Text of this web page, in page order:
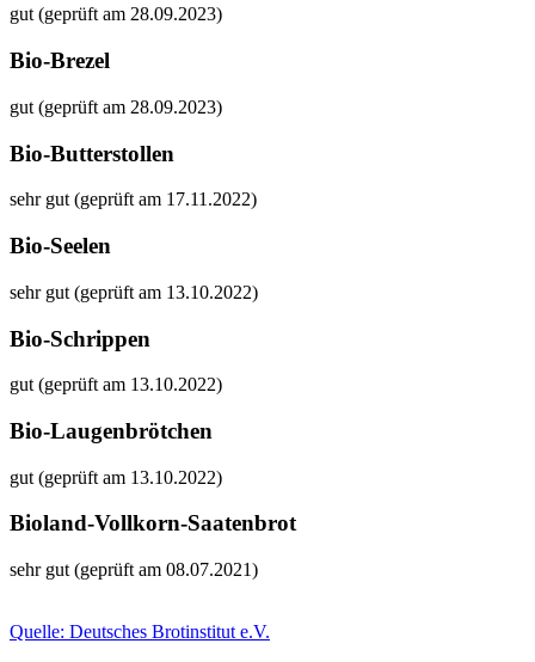
gut (geprüft am 28.09.2023)
Bio-Brezel
gut (geprüft am 28.09.2023)
Bio-Butterstollen
sehr gut (geprüft am 17.11.2022)
Bio-Seelen
sehr gut (geprüft am 13.10.2022)
Bio-Schrippen
gut (geprüft am 13.10.2022)
Bio-Laugenbrötchen
gut (geprüft am 13.10.2022)
Bioland-Vollkorn-Saatenbrot
sehr gut (geprüft am 08.07.2021)
Quelle: Deutsches Brotinstitut e.V.